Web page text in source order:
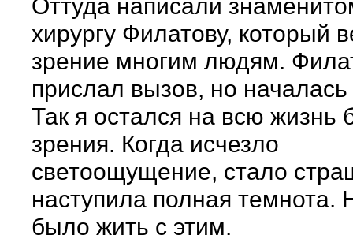
Оттуда написали
хирургу Филатову, который
зрение многим людям.
прислал вызов, но
Так я остался на всю жизнь
зрения. Когда исчезло
светоощущение, стало
наступила полная темнота.
было жить с этим.